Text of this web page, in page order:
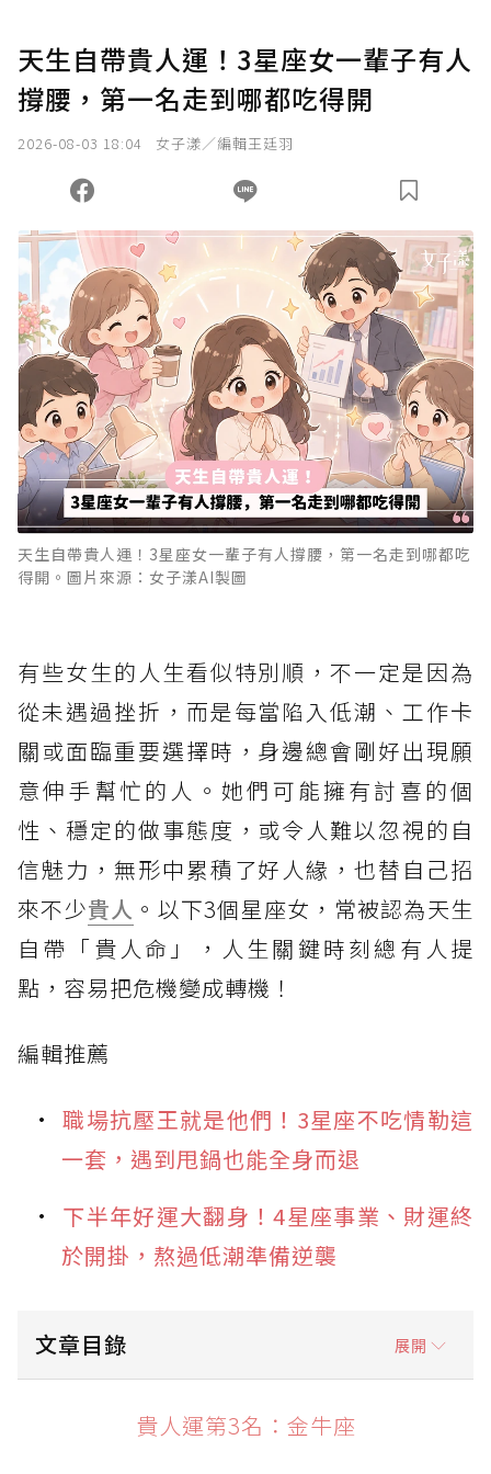
天生自帶貴人運！3星座女一輩子有人
撐腰，第一名走到哪都吃得開
2026-08-03 18:04 女子漾／編輯王廷羽
天生自帶貴人運！3星座女一輩子有人撐腰，第一名走到哪都吃
得開。圖片來源：女子漾AI製圖
有些女生的人生看似特別順，不一定是因為
從未遇過挫折，而是每當陷入低潮、工作卡
關或面臨重要選擇時，身邊總會剛好出現願
意伸手幫忙的人。她們可能擁有討喜的個
性、穩定的做事態度，或令人難以忽視的自
信魅力，無形中累積了好人緣，也替自己招
來不少貴人 。以下3個星座女，常被認為天生
自帶「貴人命」，人生關鍵時刻總有人提
點，容易把危機變成轉機！
編輯推薦
職場抗壓王就是他們！3星座不吃情勒這
一套，遇到甩鍋也能全身而退
下半年好運大翻身！4星座事業、財運終
於開掛，熬過低潮準備逆襲
文章目錄 展開
貴人運第3名：金牛座
貴人運第3名：金牛座